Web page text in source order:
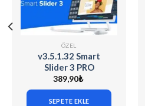
ÖZEL
v3.5.1.32 Smart
Slider 3 PRO
[WordPress] + 90
Demo Sliders
389,90₺
SEPETE EKLE